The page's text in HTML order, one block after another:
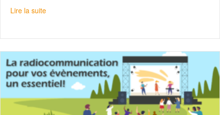
Lire la suiteabout Samsung Galaxy A54 : Vivez pleinement